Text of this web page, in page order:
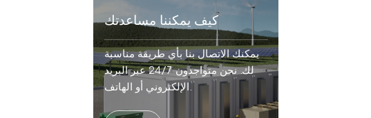
كيف يمكننا مساعدتك
يمكنك الاتصال بنا بأي طريقة مناسبة
لك. نحن متواجدون 24/7 عبر البريد
الإلكتروني أو الهاتف.